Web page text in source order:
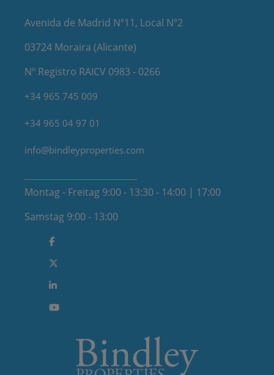
Avenida de Madrid Nº11, Local Nº2
03724 Moraira (Alicante)
Nº Registro RAICV 0983 - 0266
+34 965 745 009
+34 965 04 97 01
info@bindleyproperties.com
Montag - Freitag 9:00 - 13:30 - 14:00 | 17:00
Samstag 9:00 - 13:00